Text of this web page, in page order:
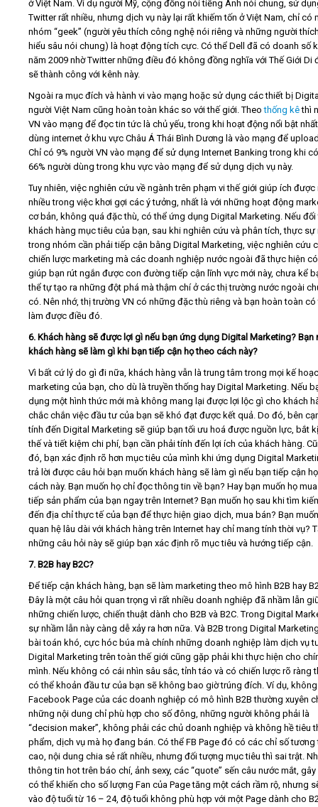
ở Việt Nam. Ví dụ người Mỹ, cộng đồng nói tiếng Anh nói chung, sử
Twitter rất nhiều, nhưng dịch vụ này lại rất khiếm tốn ở Việt Nam, chỉ có
nhóm “geek” (người yêu thích công nghệ nói riêng và những người
hiểu sâu nói chung) là hoạt động tích cực. Có thể Dell đã có doanh số
năm 2009 nhờ Twitter những điều đó không đồng nghĩa với Thế Giới Di
sẽ thành công với kênh này.
Ngoài ra mục đích và hành vi vào mạng hoặc sử dụng các thiết bị
người Việt Nam cũng hoàn toàn khác so với thế giới. Theothống kêthì
VN vào mạng để đọc tin tức là chủ yếu, trong khi hoạt động nổi bật
dùng internet ở khu vực Châu Á Thái Bình Dương là vào mạng để
Chỉ có 9% người VN vào mạng để sử dụng Internet Banking trong khi
66% người dùng trong khu vực vào mạng để sử dụng dịch vụ này.
Tuy nhiên, việc nghiên cứu về ngành trên phạm vi thế giới giúp ích được
nhiều trong việc khơi gợi các ý tưởng, nhất là với những hoạt động
cơ bản, không quá đặc thù, có thể ứng dụng Digital Marketing. Nếu
khách hàng mục tiêu của bạn, sau khi nghiên cứu và phân tích, thực sự
trong nhóm cần phải tiếp cận bằng Digital Marketing, việc nghiên cứu
chiến lược marketing mà các doanh nghiệp nước ngoài đã thực hiện
giúp bạn rút ngắn được con đường tiếp cận lĩnh vực mới này, chưa kể
thể tự tạo ra những đột phá mà thậm chí ở các thị trường nước ngoài
có. Nên nhớ, thị trường VN có những đặc thù riêng và bạn hoàn toàn có
làm được điều đó.
6. Khách hàng sẽ được lợi gì nếu bạn ứng dụng Digital Marketing? Bạn
khách hàng sẽ làm gì khi bạn tiếp cận họ theo cách này?
Vì bất cứ lý do gì đi nữa, khách hàng vẫn là trung tâm trong mọi kế
marketing của bạn, cho dù là truyền thống hay Digital Marketing. Nếu
dụng một hình thức mới mà không mang lại được lợi lộc gì cho khách
chắc chắn việc đầu tư của bạn sẽ khó đạt được kết quả. Do đó, bên
tính đến Digital Marketing sẽ giúp bạn tối ưu hoá được nguồn lực, bắt
thế và tiết kiệm chi phí, bạn cần phải tính đến lợi ích của khách hàng.
đó, bạn xác định rõ hơn mục tiêu của mình khi ứng dụng Digital
trả lời được câu hỏi bạn muốn khách hàng sẽ làm gì nếu bạn tiếp cận
cách này. Bạn muốn họ chỉ đọc thông tin về bạn? Hay bạn muốn họ
tiếp sản phẩm của bạn ngay trên Internet? Bạn muốn họ sau khi tìm
đến địa chỉ thực tế của bạn để thực hiện giao dịch, mua bán? Bạn
quan hệ lâu dài với khách hàng trên Internet hay chỉ mang tính thời vụ?
những câu hỏi này sẽ giúp bạn xác định rõ mục tiêu và hướng tiếp cận.
7. B2B hay B2C?
Để tiếp cận khách hàng, bạn sẽ làm marketing theo mô hình B2B hay
Đây là một câu hỏi quan trọng vì rất nhiều doanh nghiệp đã nhầm lẫn
những chiến lược, chiến thuật dành cho B2B và B2C. Trong Digital
sự nhầm lẫn này càng dễ xảy ra hơn nữa. Và B2B trong Digital
bài toán khó, cực hóc búa mà chính những doanh nghiệp làm dịch vụ
Digital Marketing trên toàn thế giới cũng gặp phải khi thực hiện cho
mình. Nếu không có cái nhìn sâu sắc, tỉnh táo và có chiến lược rõ ràng
có thể khoản đầu tư của bạn sẽ không bao giờ trúng đích. Ví dụ,
Facebook Page của các doanh nghiệp có mô hình B2B thường xuyên
những nội dung chỉ phù hợp cho số đông, những người không phải là
“decision maker”, không phải các chủ doanh nghiệp và không hề tiêu
phẩm, dịch vụ mà họ đang bán. Có thể FB Page đó có các chỉ số tương
cao, nội dung chia sẻ rất nhiều, nhưng đối tượng mục tiêu thì sai trật.
thông tin hot trên báo chí, ảnh sexy, các “quote” sến câu nước mắt,
có thể khiến cho số lượng Fan của Page tăng một cách rầm rộ, nhưng
vào độ tuổi từ 16 – 24, độ tuổi không phù hợp với một Page dành cho